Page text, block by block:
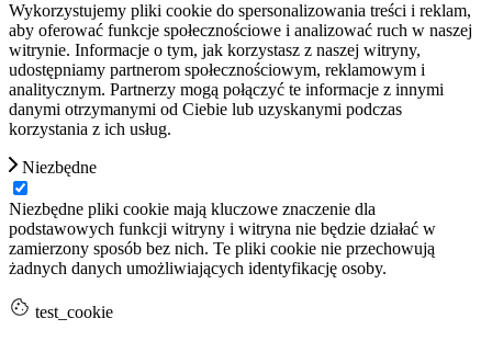
Wykorzystujemy pliki cookie do spersonalizowania treści i reklam,
aby oferować funkcje społecznościowe i analizować ruch w naszej
witrynie. Informacje o tym, jak korzystasz z naszej witryny,
udostępniamy partnerom społecznościowym, reklamowym i
analitycznym. Partnerzy mogą połączyć te informacje z innymi
danymi otrzymanymi od Ciebie lub uzyskanymi podczas
korzystania z ich usług.
Niezbędne
Niezbędne pliki cookie mają kluczowe znaczenie dla
podstawowych funkcji witryny i witryna nie będzie działać w
zamierzony sposób bez nich. Te pliki cookie nie przechowują
żadnych danych umożliwiających identyfikację osoby.
test_cookie